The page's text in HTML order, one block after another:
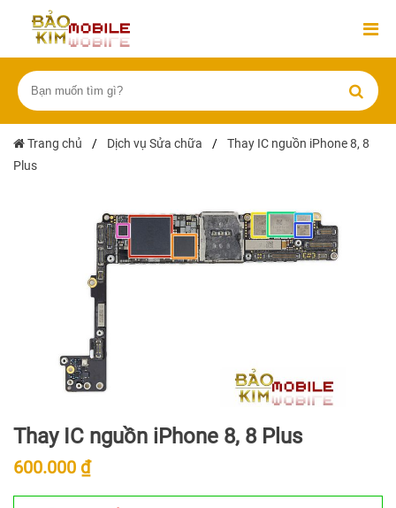
Trang chủ / Dịch vụ Sửa chữa /
Thay IC nguồn iPhone 8, 8
Plus
Thay IC nguồn iPhone 8, 8 Plus
600.000 ₫